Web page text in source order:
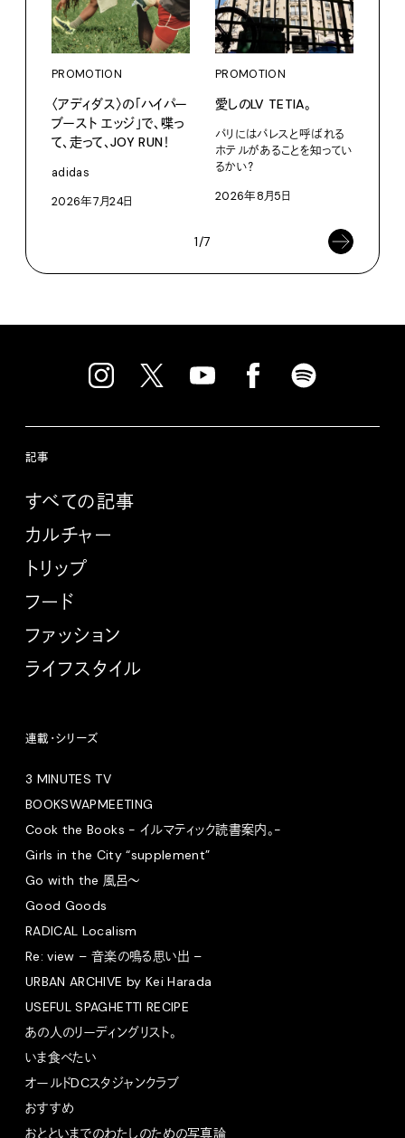
PROMOTION
〈アディダス〉の「ハイパー
ブースト エッジ」で、喋っ
て、走って、JOY RUN！
adidas
2026年7月24日
PROMOTION
愛しのLV TETIA。
パリにはパレスと呼ばれる
ホテルがあることを知ってい
るかい？
2026年8月5日
1/7
記事
すべての記事
カルチャー
トリップ
フード
ファッション
ライフスタイル
連載・シリーズ
3 MINUTES TV
BOOKSWAPMEETING
Cook the Books - イルマティック読書案内。-
Girls in the City “supplement”
Go with the 風呂〜
Good Goods
RADICAL Localism
Re: view – 音楽の鳴る思い出 –
URBAN ARCHIVE by Kei Harada
USEFUL SPAGHETTI RECIPE
あの人のリーディングリスト。
いま食べたい
オールドDCスタジャンクラブ
おすすめ
おとといまでのわたしのための写真論